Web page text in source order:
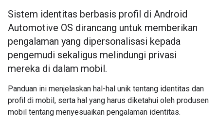
Sistem identitas berbasis profil di Android
Automotive OS dirancang untuk memberikan
pengalaman yang dipersonalisasi kepada
pengemudi sekaligus melindungi privasi
mereka di dalam mobil.
Panduan ini menjelaskan hal-hal unik tentang identitas dan
profil di mobil, serta hal yang harus diketahui oleh produsen
mobil tentang menyesuaikan pengalaman identitas.